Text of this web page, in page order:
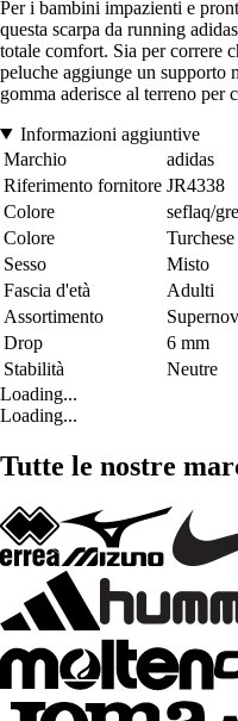
Per i bambini impazienti e
questa scarpa da running
totale comfort. Sia per correre
peluche aggiunge un supporto
gomma aderisce al terreno per
Informazioni aggiuntive
Marchio
adidas
Riferimento fornitore JR4338
Colore
seflaq/
Colore
Turchese
Sesso
Misto
Fascia d'età
Adulti
Assortimento
Drop
6 mm
Stabilità
Neutre
Loading...
Loading...
Tutte le nostre